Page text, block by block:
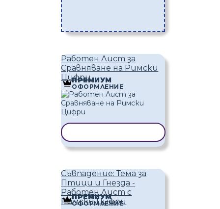
Работен Лист за
Сравняване на Римски
Цифри
ПРЕМИУМ
ОФОРМЛЕНИЕ
Съвпадение: Тема за
Птици и Гнезда -
Работен Лист с
Римски Цифри
ПРЕМИУМ
ОФОРМЛЕНИЕ